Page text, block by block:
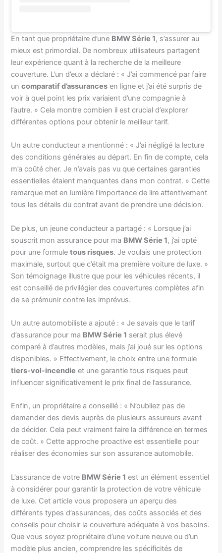
En tant que propriétaire d’une BMW Série 1, s’assurer au
mieux est primordial. De nombreux utilisateurs partagent
leur expérience quant à la recherche de la meilleure
couverture. L’un d’eux a déclaré : « J’ai commencé par faire
uncomparatif d’assurances en ligne et j’ai été surpris de
voir à quel point les prix variaient d’une compagnie à
l’autre. » Cela montre combien il est crucial d’explorer
différentes options pour obtenir le meilleur tarif.
Un autre conducteur a mentionné : « J’ai négligé la lecture
des conditions générales au départ. En fin de compte, cela
m’a coûté cher. Je n’avais pas vu que certaines garanties
essentielles étaient manquantes dans mon contrat. » Cette
remarque met en lumière l’importance de lire attentivement
tous les détails du contrat avant de prendre une décision.
De plus, un jeune conducteur a partagé : « Lorsque j’ai
souscrit mon assurance pour ma BMW Série 1, j’ai opté
pour une formuletous risques. Je voulais une protection
maximale, surtout que c’était ma première voiture de luxe. »
Son témoignage illustre que pour les véhicules récents, il
est conseillé de privilégier des couvertures complètes afin
de se prémunir contre les imprévus.
Un autre automobiliste a ajouté : « Je savais que le tarif
d’assurance pour ma BMW Série 1 serait plus élevé
comparé à d’autres modèles, mais j’ai joué sur les options
disponibles. » Effectivement, le choix entre une formule
tiers-vol-incendie et une garantie tous risques peut
influencer significativement le prix final de l’assurance.
Enfin, un propriétaire a conseillé : « N’oubliez pas de
demander des devis auprès de plusieurs assureurs avant
de décider. Cela peut vraiment faire la différence en termes
de coût. » Cette approche proactive est essentielle pour
réaliser des économies sur son assurance automobile.
L’assurance de votre BMW Série 1 est un élément essentiel
à considérer pour garantir la protection de votre véhicule
de luxe. Cet article vous proposera un aperçu des
différents types d’assurances, des coûts associés et des
conseils pour choisir la couverture adéquate à vos besoins.
Que vous soyez propriétaire d’une voiture neuve ou d’un
modèle plus ancien, comprendre les spécificités de